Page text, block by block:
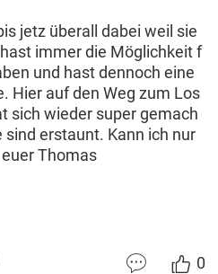
jetz überall dabei weil sie
immer die Möglichkeit f
und hast dennoch eine
Hier auf den Weg zum Los
sich wieder super gemach
sind erstaunt. Kann ich nur
Thomas
0